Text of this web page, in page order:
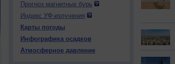
746
+27
746
+31 +27 +29
746
+32
Прогноз магнитных бурь
Индекс УФ-излучения
Карты погоды
Инфографика осадков
Атмосферное давление